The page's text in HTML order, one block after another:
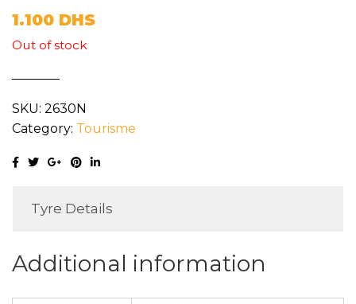
1.100 DHS
Out of stock
SKU: 2630N
Category: Tourisme
Tyre Details
Additional information